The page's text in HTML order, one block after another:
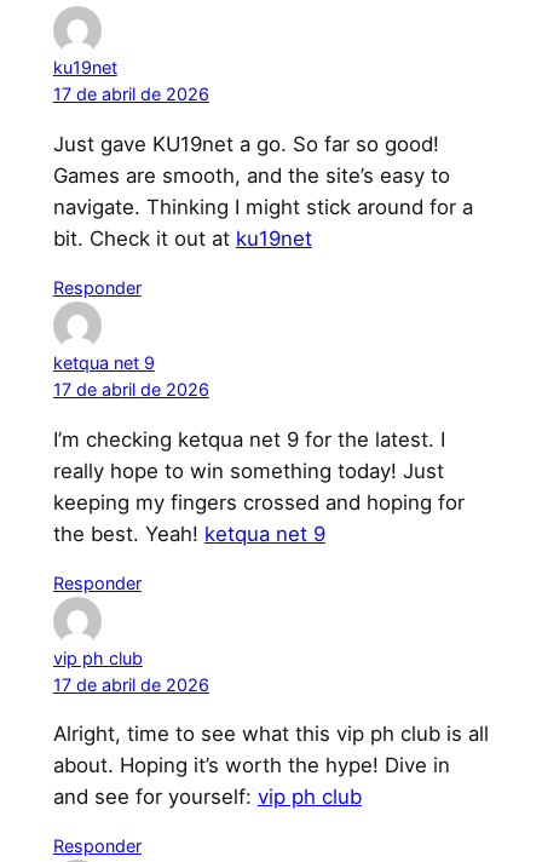
ku19net
17 de abril de 2026
Just gave KU19net a go. So far so good!
Games are smooth, and the site’s easy to
navigate. Thinking I might stick around for a
bit. Check it out at ku19net
Responder
ketqua net 9
17 de abril de 2026
I’m checking ketqua net 9 for the latest. I
really hope to win something today! Just
keeping my fingers crossed and hoping for
the best. Yeah! ketqua net 9
Responder
vip ph club
17 de abril de 2026
Alright, time to see what this vip ph club is all
about. Hoping it’s worth the hype! Dive in
and see for yourself: vip ph club
Responder